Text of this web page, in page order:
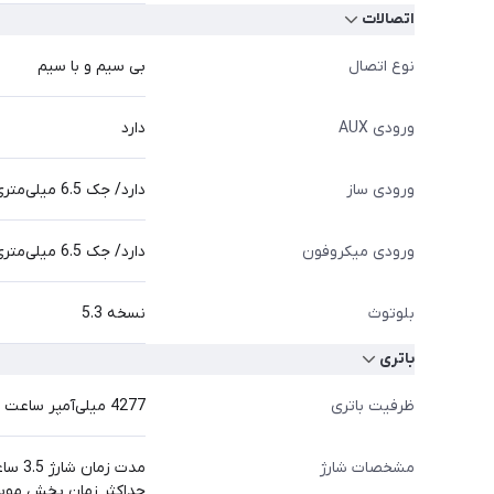
اتصالات
نوع اتصال بی سیم و با سیم
ورودی AUX دارد
ورودی ساز دارد/ جک 6.5 میلی‌متری
ورودی میکروفون دارد/ جک 6.5 میلی‌متری
بلوتوث نسخه 5.3
باتری
ظرفیت باتری 4277 میلی‌آمپر ساعت
مشخصات شارژ
مدت زمان شارژ 3.5 ساعت